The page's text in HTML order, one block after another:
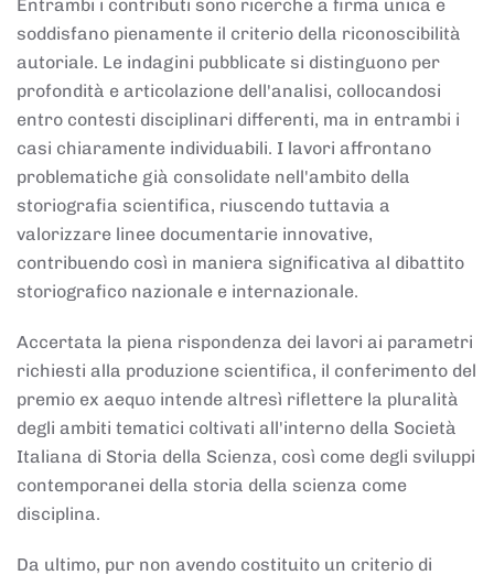
Entrambi i contributi sono ricerche a firma unica e
soddisfano pienamente il criterio della riconoscibilità
autoriale. Le indagini pubblicate si distinguono per
profondità e articolazione dell'analisi, collocandosi
entro contesti disciplinari differenti, ma in entrambi i
casi chiaramente individuabili. I lavori affrontano
problematiche già consolidate nell'ambito della
storiografia scientifica, riuscendo tuttavia a
valorizzare linee documentarie innovative,
contribuendo così in maniera significativa al dibattito
storiografico nazionale e internazionale.
Accertata la piena rispondenza dei lavori ai parametri
richiesti alla produzione scientifica, il conferimento del
premio ex aequo intende altresì riflettere la pluralità
degli ambiti tematici coltivati all'interno della Società
Italiana di Storia della Scienza, così come degli sviluppi
contemporanei della storia della scienza come
disciplina.
Da ultimo, pur non avendo costituito un criterio di